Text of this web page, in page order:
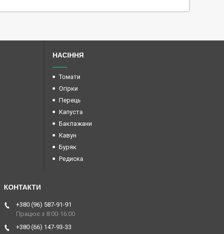
НАСІННЯ
Томати
Огірки
Перець
Капуста
Баклажани
Кавун
Буряк
Редиска
+380 (96) 587-91-91
Працює з 8:00-16:00
+380 (66) 147-93-33